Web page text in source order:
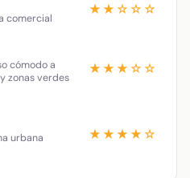
comercial
★★☆☆☆
cómodo a
zonas verdes
★★★☆☆
urbana
★★★★☆